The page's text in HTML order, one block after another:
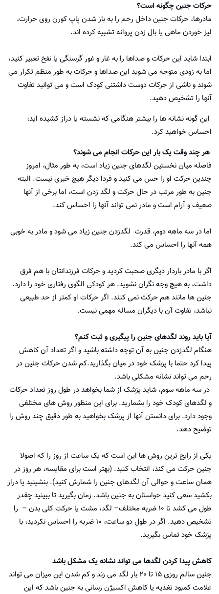
حرکات جنین چگونه است؟
مادرها، حرکات جنین داخل رحم را به باز شدن پاپ کورن روی حرارت،
لیز خوردن ماهی یا بال زدن پروانه تشبیه کرده اند.
ابتدا شاید این حرکات و صداها را به غار و غور گرسنگی یا نفخ تعبیر کنید،
اما به زودی متوجه می شوید این صداها و حرکات به طور منظم تکرار می
شوند و ناشی از حرکات دوست داشتنی کودک است و می توانید تفاوت
آنها را تشخیص دهید.
این گونه نشانه ها را بیشتر هنگامی که نشسته یا دراز کشیده اید،
احساس خواهید کرد.
هر چند وقت یک بار این حرکات انجام می شوند؟
فاصله میان نخستین لگدهای جنین زیاد است، به طور مثال، امروز
چندین حرکت او را حس می کنید و فردا دیگر هیچ خبری نیست. البته
جنین به طور مرتب در حال حرکت و لگد زدن است، اما برخی از آنها
ضعیف و آرام است و مادر نمی تواند آنها را احساس کند.
اما در سه ماهه دوم، قدرت لگدزدن جنین زیاد می شود و مادر به خوبی
همه آنها را احساس می کند.
اگر با مادر باردار دیگری صحبت کردید و حرکات فرزندانتان با هم فرق
داشت، به هیچ وجه نگران نشوید. هر کودکی الگوی رفتاری خود را دارد.
جنین ها مانند هم حرکت نمی کنند. اگر حرکات او کمتر از حد طبیعی
نباشد، تفاوت آن با دیگران مساله مهمی نیست.
آیا باید روند لگدهای جنین را پیگیری و ثبت کنم؟
هنگام لگدزدن جنین به آن توجه داشته باشید و اگر تعداد آن کاهش
پیدا کرد حتما با پزشک خود در میان بگذارید.کم شدن حرکات جنین در
رحم می تواند نشانه مشکلی باشد.
در سه ماهه سوم، شاید پزشک از شما بخواهد در طول روز تعداد حرکات
و لگدهای کودک خود را بشمارید. برای این منظور روش های مختلفی
وجود دارد. برای دانستن آنها از پزشک بخواهید به طور دقیق چند روش را
توضیح دهد.
یکی از رایج ترین روش ها این است که یک ساعت از روز را که اصولا
جنین حرکت می کند، انتخاب کنید. (بهتر است برای مقایسه، هر روز در
همان ساعت و حوالی آن لگدهای جنین را شمارش کنید). بنشینید یا دراز
بکشید سعی کنید حواستان به جنین باشد. زمان بگیرید تا ببینید چقدر
طول می کشد تا ۱۰ ضربه مختلف– لگد، مشت یا حرکت کلی بدن – را
تشخیص دهید. اگر در طول دو ساعت، ۱۰ ضربه را احساس نکردید، با
پزشک خود تماس بگیرید.
کاهش پیدا کردن لگدها می تواند نشانه یک مشکل باشد
جنین سالم روزی ۱۵ تا ۲۰ بار لگد می زند و کم شدن این میزان می تواند
علامت کمبود تغذیه یا کاهش اکسیژن رسانی به جنین باشد که این